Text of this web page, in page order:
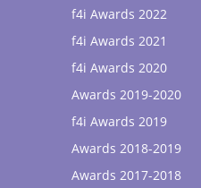
f4i Awards 2022
f4i Awards 2021
f4i Awards 2020
Awards 2019-2020
f4i Awards 2019
Awards 2018-2019
Awards 2017-2018